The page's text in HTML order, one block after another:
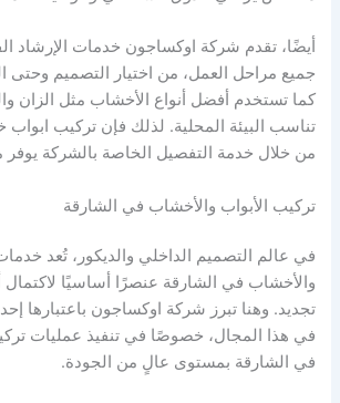
أيضًا، تقدم شركة اوكساجون خدمات الإرشاد
جميع مراحل العمل، من اختيار التصميم وحتى
كما تستخدم أفضل أنواع الأخشاب مثل الزان
تناسب البيئة المحلية. لذلك فإن تركيب
من خلال خدمة التفصيل الخاصة بالشركة يوفر
تركيب الأبواب والأخشاب في الشارقة
في عالم التصميم الداخلي والديكور، تُعد
والأخشاب في الشارقة عنصرًا أساسيًا لاكتمال
تجديد. وهنا تبرز شركة اوكساجون باعتبارها
في هذا المجال، خصوصًا في تنفيذ عمليات
في الشارقة بمستوى عالٍ من الجودة.